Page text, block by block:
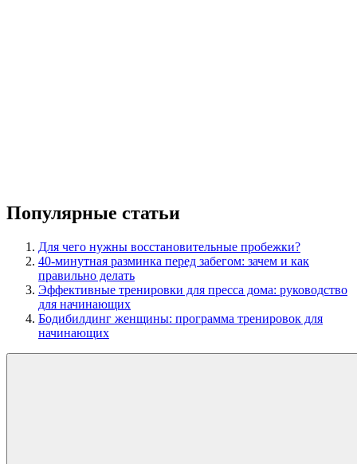
Популярные статьи
Для чего нужны восстановительные пробежки?
40-минутная разминка перед забегом: зачем и как
правильно делать
Эффективные тренировки для пресса дома: руководство
для начинающих
Бодибилдинг женщины: программа тренировок для
начинающих